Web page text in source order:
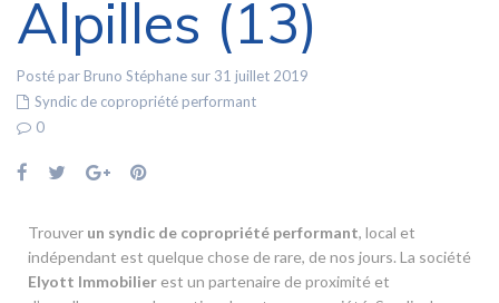
Alpilles (13)
Posté par Bruno Stéphane sur 31 juillet 2019
Syndic de copropriété performant
0
Trouver un syndic de copropriété performant, local et
indépendant est quelque chose de rare, de nos jours. La société
Elyott Immobilier est un partenaire de proximité et